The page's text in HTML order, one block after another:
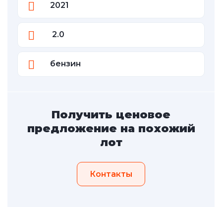
2021
2.0
бензин
Получить ценовое
предложение на похожий
лот
Контакты